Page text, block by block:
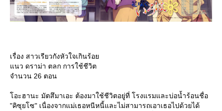
เรื่อง สาวเรียวกังหัวใจเกินร้อ
นว ดราม่า ตลก การใช้ชีวิต
จำนวน 26 ตอน
อะฮานะ มัตสึมาเอะ ต้องมาใช้ชีวิตอยู่ที่ โรงแรมและบ่อน้ำร้อนชื่อ
"คิซุยโซ" เนื่องจากแม่เธอหนีหนี้และไม่สามารถเอาเธอไปด้วยได้